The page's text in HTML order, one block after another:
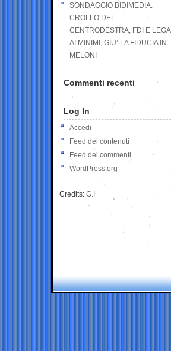
SONDAGGIO BIDIMEDIA:
CROLLO DEL
CENTRODESTRA, FDI E LEGA
AI MINIMI, GIU’ LA FIDUCIA IN
MELONI
Commenti recenti
Log In
Accedi
Feed dei contenuti
Feed dei commenti
WordPress.org
Credits: G.I